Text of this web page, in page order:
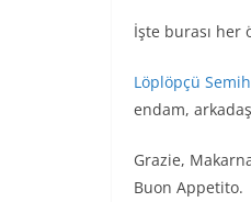
İşte burası her
Löplöpçü Semih
endam,
Grazie,
Buon Appetito.